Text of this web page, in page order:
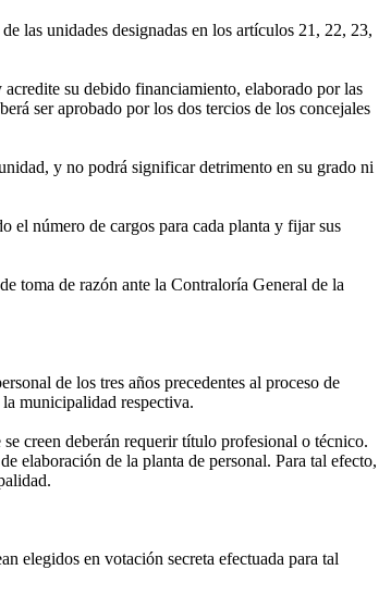
las unidades designadas en los artículos 21, 22, 23,
su debido financiamiento, elaborado por las
ser aprobado por los dos tercios de los concejales
y no podrá significar detrimento en su grado ni
número de cargos para cada planta y fijar sus
toma de razón ante la Contraloría General de la
de los tres años precedentes al proceso de
municipalidad respectiva.
creen deberán requerir título profesional o técnico.
elaboración de la planta de personal. Para tal efecto,
elegidos en votación secreta efectuada para tal